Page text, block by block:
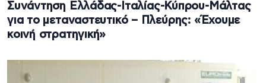
Συνάντηση Ελλάδας-Ιταλίας-Κύπρου-Μάλτας
για το μεταναστευτικό – Πλεύρης: «Έχουμε
κοινή στρατηγική»